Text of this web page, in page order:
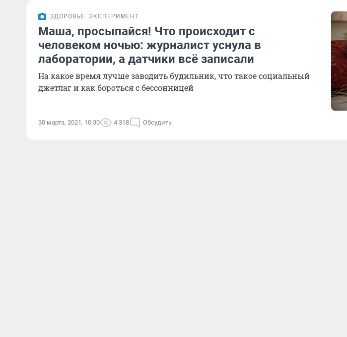
ЗДОРОВЬЕ ЭКСПЕРИМЕНТ
Маша, просыпайся! Что происходит с
человеком ночью: журналист уснула в
лаборатории, а датчики всё записали
На какое время лучше заводить будильник, что такое социальный
джетлаг и как бороться с бессонницей
30 марта, 2021, 10:30 4 318 Обсудить